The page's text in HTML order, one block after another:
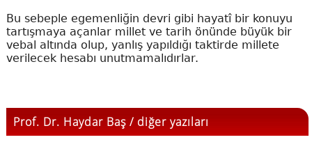
Bu sebeple egemenliğin devri gibi hayatî bir konuyu
tartışmaya açanlar millet ve tarih önünde büyük bir
vebal altında olup, yanlış yapıldığı taktirde millete
verilecek hesabı unutmamalıdırlar.
Prof. Dr. Haydar Baş / diğer yazıları